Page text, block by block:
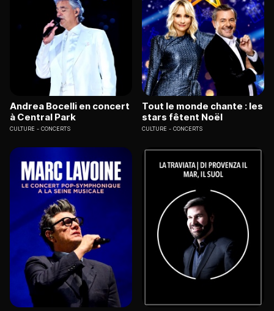
Andrea Bocelli en concert
à Central Park
CULTURE CONCERTS
Tout le monde chante : les
stars fêtent Noël
CULTURE CONCERTS